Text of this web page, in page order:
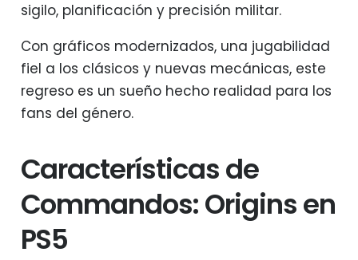
sigilo, planificación y precisión militar.
Con gráficos modernizados, una jugabilidad
fiel a los clásicos y nuevas mecánicas, este
regreso es un sueño hecho realidad para los
fans del género.
Características de
Commandos: Origins en
PS5